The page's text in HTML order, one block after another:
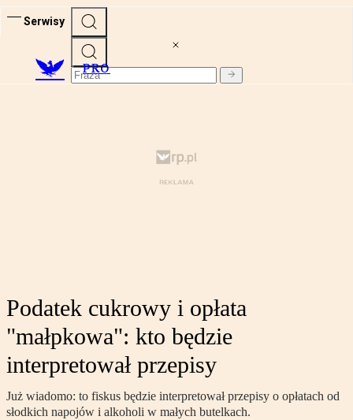
Serwisy
PRO
Podatek cukrowy i opłata
"małpkowa": kto będzie
interpretował przepisy
Już wiadomo: to fiskus będzie interpretował przepisy o opłatach od
słodkich napojów i alkoholi w małych butelkach.